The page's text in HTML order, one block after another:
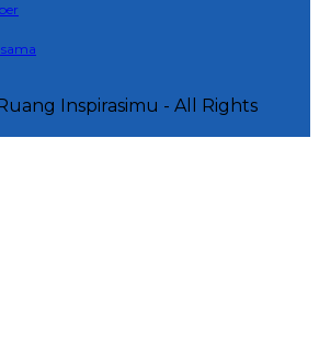
Inspirasimu - All Rights